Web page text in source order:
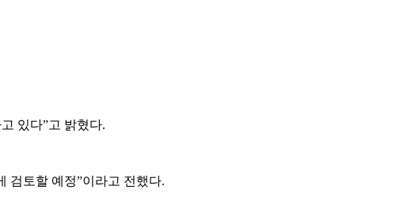
있다”고 밝혔다.
검토할 예정”이라고 전했다.